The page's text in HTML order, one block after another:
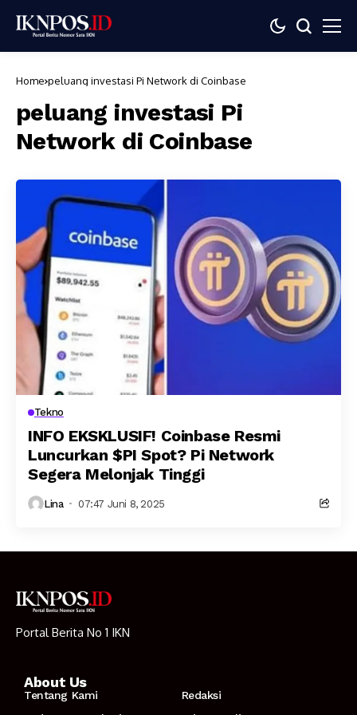
Home peluang investasi Pi Network di Coinbase
peluang investasi Pi
Network di Coinbase
Tekno
INFO EKSKLUSIF! Coinbase Resmi
Luncurkan $PI Spot? Pi Network
Segera Melonjak Tinggi
Lina 07:47 Juni 8, 2025
Portal Berita No 1 IKN
About Us
Tentang Kami
Redaksi